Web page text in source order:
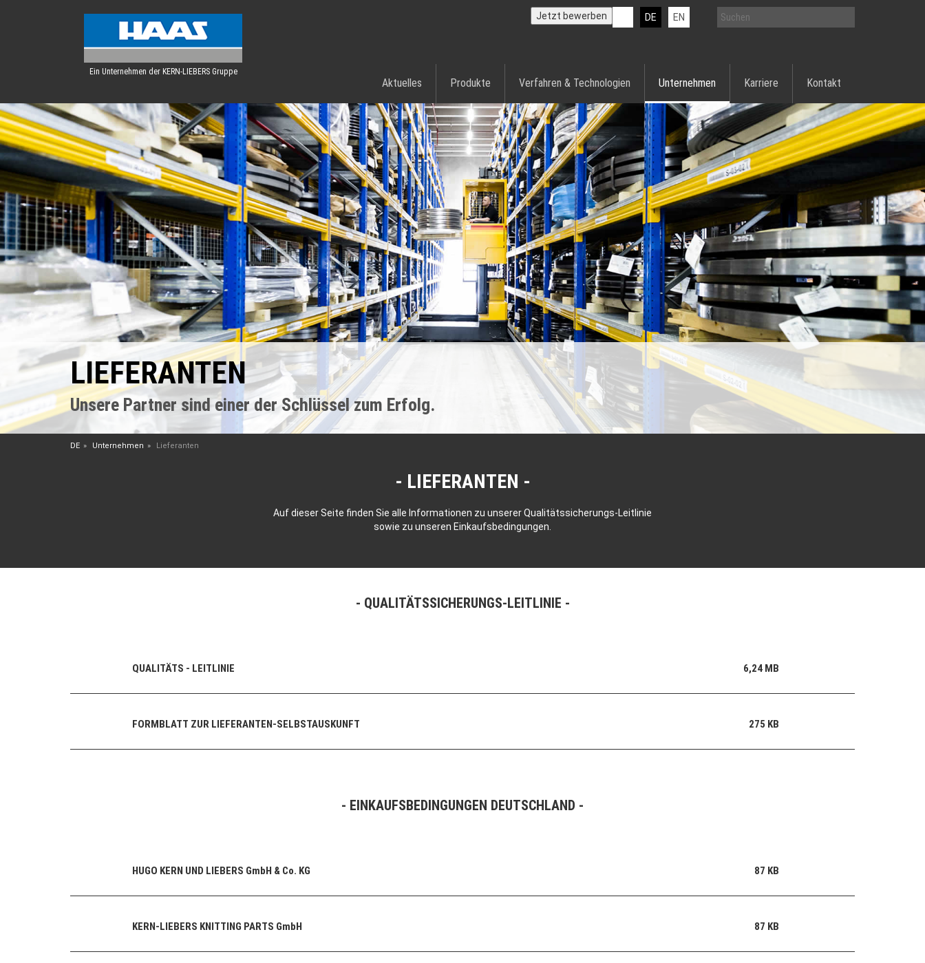
Ein Unternehmen der KERN-LIEBERS Gruppe
DE EN
Jetzt bewerben
Aktuelles Produkte Verfahren & Technologien Unternehmen Karriere Kontakt
LIEFERANTEN
Unsere Partner sind einer der Schlüssel zum Erfolg.
DE Unternehmen Lieferanten
LIEFERANTEN
Auf dieser Seite finden Sie alle Informationen zu unserer Qualitätssicherungs-Leitlinie
sowie zu unseren Einkaufsbedingungen.
- QUALITÄTSSICHERUNGS-LEITLINIE -
QUALITÄTS - LEITLINIE 6,24 MB
FORMBLATT ZUR LIEFERANTEN-SELBSTAUSKUNFT 275 KB
- EINKAUFSBEDINGUNGEN DEUTSCHLAND -
HUGO KERN UND LIEBERS GmbH & Co. KG 87 KB
KERN-LIEBERS KNITTING PARTS GmbH 87 KB